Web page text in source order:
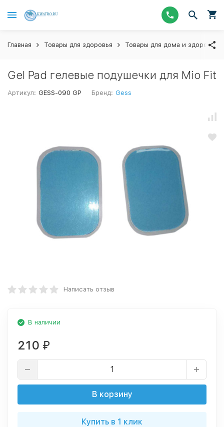
Главная Товары для здоровья Товары для дома и здоровья
Gel Pad гелевые подушечки для Mio Fit
Артикул: GESS-090 GP Бренд: Gess
Написать отзыв
В наличии
210 ₽
В корзину
Купить в 1 клик